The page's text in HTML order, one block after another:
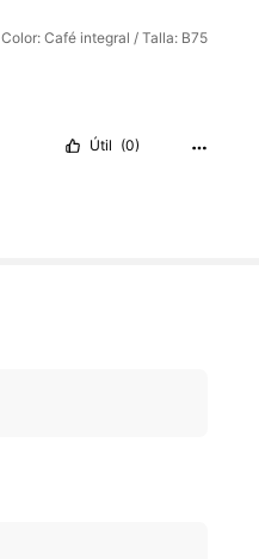
Color: Café integral / Talla: B75
Útil (0)